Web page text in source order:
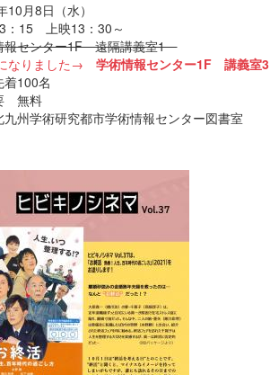
10月8日（水）
15 上映13：30～
報センター1F 遠隔講義室1
なりました→ 学術情報センター1F 講義室3
着100名
無料
九州学術研究都市学術情報センター図書室